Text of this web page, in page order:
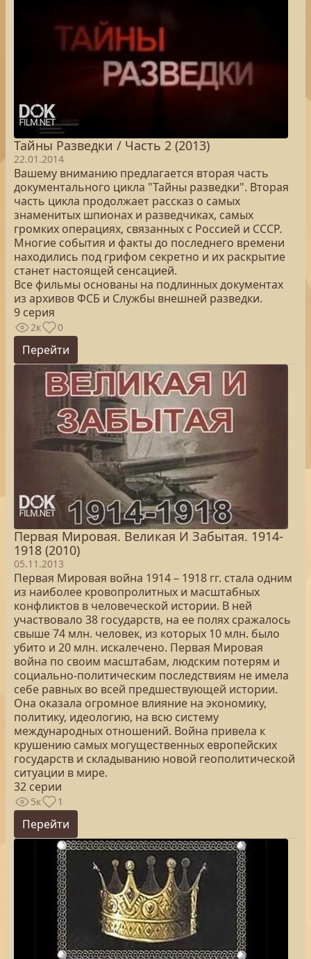
Тайны Разведки / Часть 2 (2013)
22.01.2014
Вашему вниманию предлагается вторая часть
документального цикла "Тайны разведки". Вторая
часть цикла продолжает рассказ о самых
знаменитых шпионах и разведчиках, самых
громких операциях, связанных с Россией и СССР.
Многие события и факты до последнего времени
находились под грифом секретно и их раскрытие
станет настоящей сенсацией.
Все фильмы основаны на подлинных документах
из архивов ФСБ и Службы внешней разведки.
9 серия
2к 0
Перейти
Первая Мировая. Великая И Забытая. 1914-
1918 (2010)
05.11.2013
Первая Мировая война 1914 – 1918 гг. стала одним
из наиболее кровопролитных и масштабных
конфликтов в человеческой истории. В ней
участвовало 38 государств, на ее полях сражалось
свыше 74 млн. человек, из которых 10 млн. было
убито и 20 млн. искалечено. Первая Мировая
война по своим масштабам, людским потерям и
социально-политическим последствиям не имела
себе равных во всей предшествующей истории.
Она оказала огромное влияние на экономику,
политику, идеологию, на всю систему
международных отношений. Война привела к
крушению самых могущественных европейских
государств и складыванию новой геополитической
ситуации в мире.
32 серии
5к 1
Перейти